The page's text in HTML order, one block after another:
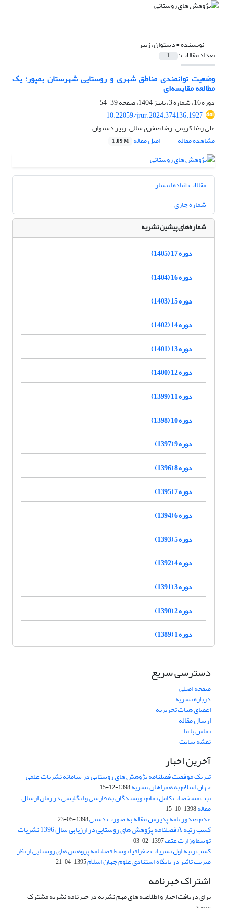
نویسنده =دستوان، زبیر
تعداد مقالات: 1
وضعیت توانمندی مناطق شهری و روستایی شهرستان بمپور: یک
مطالعه مقایسه‌ای
دوره 16، شماره 3، پاییز 1404، صفحه
39-54
10.22059/jrur.2024.374136.1927
علی رضا کریمی، زضا صفری شالی، زبیر دستوان
مشاهده مقاله
اصل مقاله 1.09 M
مقالات آماده انتشار
شماره جاری
شماره‌های پیشین نشریه
دوره 17 (1405)
دوره 16 (1404)
دوره 15 (1403)
دوره 14 (1402)
دوره 13 (1401)
دوره 12 (1400)
دوره 11 (1399)
دوره 10 (1398)
دوره 9 (1397)
دوره 8 (1396)
دوره 7 (1395)
دوره 6 (1394)
دوره 5 (1393)
دوره 4 (1392)
دوره 3 (1391)
دوره 2 (1390)
دوره 1 (1389)
دسترسی سریع
صفحه اصلی
درباره نشریه
اعضای هیات تحریریه
ارسال مقاله
تماس با ما
نقشه سایت
آخرین اخبار
تبریک موفقیت فصلنامه پژوهش های روستایی در سامانه نشریات علمی
جهان اسلام به همراهان نشریه1398-12-15
ثبت مشخصات کامل تمام نویسندگان به فارسی و انگلیسی در زمان ارسال
مقاله1398-10-15
عدم صدور نامه پذیرش مقاله به صورت دستی1398-05-23
کسب رتبه A فصلنامه پژوهش های روستایی در ارزیابی سال 1396 نشریات
توسط وزارت عتف1397-02-03
کسب رتبه اول نشریات جغرافیا توسط فصلنامه پژوهش های روستایی از نظر
ضریب تاثیر در پایگاه استنادی علوم جهان اسلام1395-04-21
اشتراک خبرنامه
برای دریافت اخبار و اطلاعیه های مهم نشریه در خبرنامه نشریه مشترک